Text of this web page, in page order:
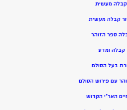
קבלה מעשית
קבלה מעשית
ספר הזוהר
קבלה ומדע
בעל הסולם
עם פירוש הסולם
האר”י הקדוש